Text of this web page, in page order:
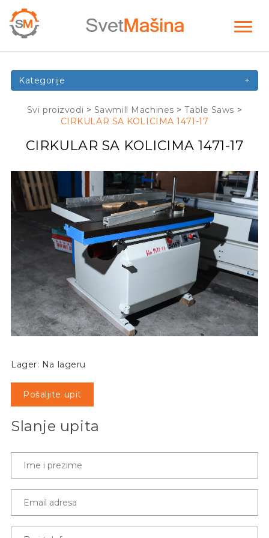
Kategorije +
Svi proizvodi > Sawmill Machines >Table Saws >
CIRKULAR SA KOLICIMA 1471-17
CIRKULAR SA KOLICIMA 1471-17
Lager: Na lageru
Pošaljite upit
Slanje upita